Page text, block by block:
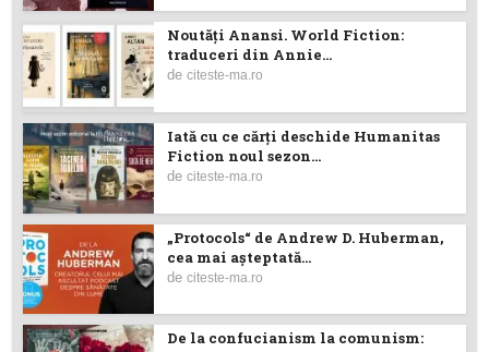
Noutăţi Anansi. World Fiction:
traduceri din Annie...
deciteste-ma.ro
Iată cu ce cărţi deschide Humanitas
Fiction noul sezon...
deciteste-ma.ro
„Protocols“ de Andrew D. Huberman,
cea mai așteptată...
deciteste-ma.ro
De la confucianism la comunism: